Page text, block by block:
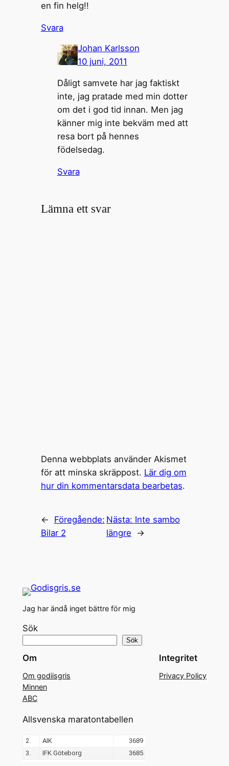
en fin helg!!
Svara
Johan Karlsson
10 juni, 2011
Dåligt samvete har jag faktiskt
inte, jag pratade med min dotter
om det i god tid innan. Men jag
känner mig inte bekväm med att
resa bort på hennes
födelsedag.
Svara
Lämna ett svar
Denna webbplats använder Akismet
för att minska skräppost. Lär dig om
hur din kommentarsdata bearbetas.
←
Föregående:
Bilar 2
Nästa: Inte sambo
längre
→
Jag har ändå inget bättre för mig
Sök
Sök
Om
Om godiisgris
Minnen
ABC
Integritet
Privacy Policy
Allsvenska maratontabellen